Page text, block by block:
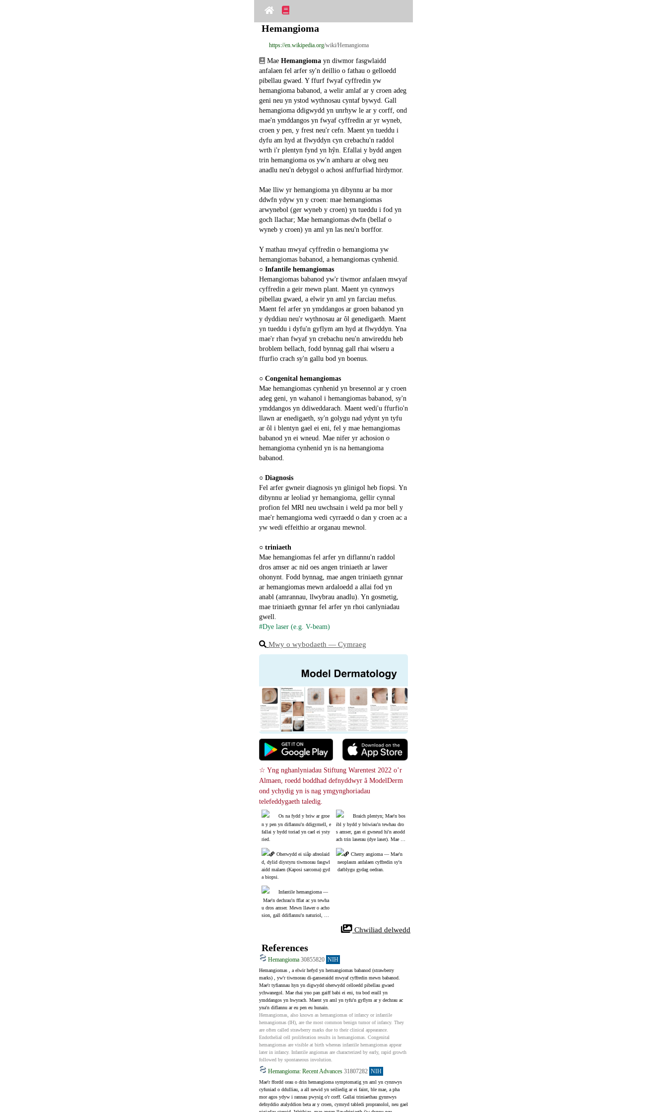
Hemangioma
https://en.wikipedia.org/wiki/Hemangioma
Mae Hemangioma yn diwmor fasgwlaidd
anfalaen fel arfer sy'n deillio o fathau o gelloedd
pibellau gwaed. Y ffurf fwyaf cyffredin yw
hemangioma babanod, a welir amlaf ar y croen adeg
geni neu yn ystod wythnosau cyntaf bywyd. Gall
hemangioma ddigwydd yn unrhyw le ar y corff, ond
mae'n ymddangos yn fwyaf cyffredin ar yr wyneb,
croen y pen, y frest neu'r cefn. Maent yn tueddu i
dyfu am hyd at flwyddyn cyn crebachu'n raddol
wrth i'r plentyn fynd yn hŷn. Efallai y bydd angen
trin hemangioma os yw'n amharu ar olwg neu
anadlu neu'n debygol o achosi anffurfiad hirdymor.
Mae lliw yr hemangioma yn dibynnu ar ba mor
ddwfn ydyw yn y croen: mae hemangiomas
arwynebol (ger wyneb y croen) yn tueddu i fod yn
goch llachar; Mae hemangiomas dwfn (bellaf o
wyneb y croen) yn aml yn las neu'n borffor.
Y mathau mwyaf cyffredin o hemangioma yw
hemangiomas babanod, a hemangiomas cynhenid.
○ Infantile hemangiomas
Hemangiomas babanod yw'r tiwmor anfalaen mwyaf
cyffredin a geir mewn plant. Maent yn cynnwys
pibellau gwaed, a elwir yn aml yn farciau mefus.
Maent fel arfer yn ymddangos ar groen babanod yn
y dyddiau neu'r wythnosau ar ôl genedigaeth. Maent
yn tueddu i dyfu'n gyflym am hyd at flwyddyn. Yna
mae'r rhan fwyaf yn crebachu neu'n anwireddu heb
broblem bellach, fodd bynnag gall rhai wlseru a
ffurfio crach sy'n gallu bod yn boenus.
○ Congenital hemangiomas
Mae hemangiomas cynhenid ​​​​yn bresennol ar y croen
adeg geni, yn wahanol i hemangiomas babanod, sy'n
ymddangos yn ddiweddarach. Maent wedi'u ffurfio'n
llawn ar enedigaeth, sy'n golygu nad ydynt yn tyfu
ar ôl i blentyn gael ei eni, fel y mae hemangiomas
babanod yn ei wneud. Mae nifer yr achosion o
hemangioma cynhenid ​​​​yn is na hemangioma
babanod.
○ Diagnosis
Fel arfer gwneir diagnosis yn glinigol heb fiopsi. Yn
dibynnu ar leoliad yr hemangioma, gellir cynnal
profion fel MRI neu uwchsain i weld pa mor bell y
mae'r hemangioma wedi cyrraedd o dan y croen ac a
yw wedi effeithio ar organau mewnol.
○ triniaeth
Mae hemangiomas fel arfer yn diflannu'n raddol
dros amser ac nid oes angen triniaeth ar lawer
ohonynt. Fodd bynnag, mae angen triniaeth gynnar
ar hemangiomas mewn ardaloedd a allai fod yn
anabl (amrannau, llwybrau anadlu). Yn gosmetig,
mae triniaeth gynnar fel arfer yn rhoi canlyniadau
gwell.
#Dye laser (e.g. V-beam)
Mwy o wybodaeth ― Cymraeg
☆ Yng nghanlyniadau Stiftung Warentest 2022 o’r
Almaen, roedd boddhad defnyddwyr â ModelDerm
ond ychydig yn is nag ymgynghoriadau
telefeddygaeth taledig.
Os na fydd y briw ar groe
n y pen yn diflannu'n ddigymell, e
fallai y bydd toriad yn cael ei ysty
ried.
Oherwydd ei siâp afreolaid
d, dylid diystyru tiwmorau fasgwl
aidd malaen (Kaposi sarcoma) gyd
a biopsi.
Infantile hemangioma ―
Mae'n dechrau'n fflat ac yn tewha
u dros amser. Mewn llawer o acho
sion, gall ddiflannu'n naturiol, on
Braich plentyn; Mae'n bos
ibl y bydd y briwiau'n tewhau dro
s amser, gan ei gwneud hi'n anodd
ach trin laserau (dye laser). Mae de
bl yn well ar gyfer canlyniadau cos
metig gwell.
Cherry angioma ― Mae'n
neoplasm anfalaen cyffredin sy'n
datblygu gydag oedran.
Chwiliad delwedd
References
Hemangioma 30855820 NIH
Hemangiomas , a elwir hefyd yn hemangiomas babanod (strawberry
marks) , yw'r tiwmorau di-ganseraidd mwyaf cyffredin mewn babanod.
Mae'r tyfiannau hyn yn digwydd oherwydd celloedd pibellau gwaed
ychwanegol. Mae rhai yno pan gaiff babi ei eni, tra bod eraill yn
ymddangos yn hwyrach. Maent yn aml yn tyfu'n gyflym ar y dechrau ac
yna'n diflannu ar eu pen eu hunain.
Hemangiomas, also known as hemangiomas of infancy or infantile
hemangiomas (IH), are the most common benign tumor of infancy. They
are often called strawberry marks due to their clinical appearance.
Endothelial cell proliferation results in hemangiomas. Congenital
hemangiomas are visible at birth whereas infantile hemangiomas appear
later in infancy. Infantile angiomas are characterized by early, rapid growth
followed by spontaneous involution.
Hemangioma: Recent Advances 31807282 NIH
Mae'r ffordd orau o drin hemangioma symptomatig yn aml yn cynnwys
cyfuniad o ddulliau, a all newid yn seiliedig ar ei faint, ble mae, a pha
mor agos ydyw i rannau pwysig o'r corff. Gallai triniaethau gynnwys
defnyddio atalyddion beta ar y croen, cymryd tabledi propranolol, neu gael